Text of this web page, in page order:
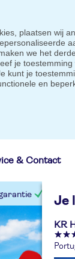
plaatsen wij
we het
je
kunt je
en
& Contact
Je
KR